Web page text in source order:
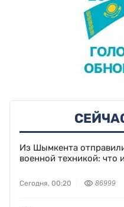
Из Шымкента
военной техникой: что
Сегодня, 00:20 86999